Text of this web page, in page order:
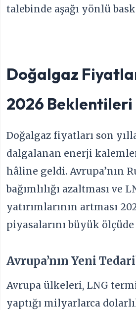
talebinde aşağı yönlü
Doğalgaz
2026 Beklentileri
Doğalgaz fiyatları son
dalgalanan enerji
hâline geldi. Avrupa’nın
bağımlılığı azaltması ve
yatırımlarının artması
piyasalarını büyük
Avrupa’nın Yeni
Avrupa ülkeleri, LNG
yaptığı milyarlarca